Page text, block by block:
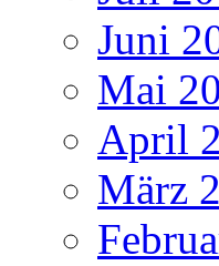
Juni
Mai
April
März